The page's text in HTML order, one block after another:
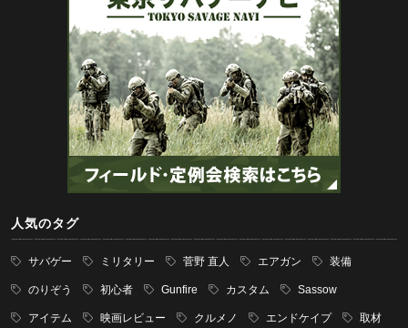
人気のタグ
サバゲー ミリタリー 菅野 直人 エアガン 装備
のりぞう 初心者 Gunfire カスタム Sassow
アイテム 映画レビュー クルメノ エンドケイプ 取材